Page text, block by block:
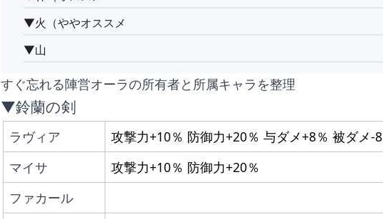
▼火（ややオススメ
▼山
すぐ忘れる陣営オーラの所有者と所属キャラを整理
▼鈴蘭の剣
ラヴィア
攻撃力+10％ 防御力+20％ 与ダメ+8％ 被ダメ-
マイサ
攻撃力+10％ 防御力+20％
ファカール